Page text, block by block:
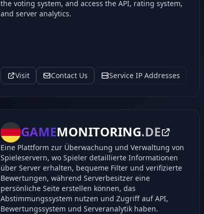
the voting system, and access the API, rating system,
and server analytics.
Visit Contact Us Service IP Addresses
GAMEMONITORING.DE
Eine Plattform zur Überwachung und Verwaltung von
Spieleservern, wo Spieler detaillierte Informationen
über Server erhalten, bequeme Filter und verifizierte
Bewertungen, während Serverbesitzer eine
persönliche Seite erstellen können, das
Abstimmungssystem nutzen und Zugriff auf API,
Bewertungssystem und Serveranalytik haben.